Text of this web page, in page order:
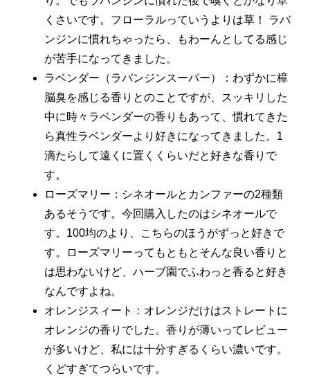
くさいです。フローラルっていうよりは草！ ラバ
ンジンに慣れちゃったら、もわーんとしてる感じ
が苦手になってきました。
ラベンダー（ラバンジンスーパー）：わずかに樟
脳臭を感じる香りとのことですが、スッキリした
中に時々ラベンダーの香りもあって、慣れてきた
ら真性ラベンダーより好きになってきました。1
滴たらして遠くに置くくらいだと好きな香りで
す。
ローズマリー：シネオールとカンファーの2種類
あるそうです。今回購入したのはシネオールで
す。100均のより、こちらのほうがずっと好きで
す。ローズマリーってもともとそんな良い香りと
は思わないけど、ハーブ園でふわっと香ると好き
なんですよね。
オレンジスィート：オレンジだけはストレートに
オレンジの香りでした。香りが薄いってレビュー
が多いけど、私には十分すぎるくらい濃いです。
くどすぎてつらいです。